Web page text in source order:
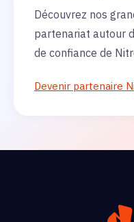
Découvrez nos
partenariat autour
de confiance de
Devenir partenaire